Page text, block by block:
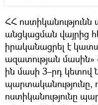
ՀՀ
անցկացման վայրից
իրականացրել է
ազատության մասին»
ին մասի 3–րդ
պարտականությունը,
ոստիկանությունը